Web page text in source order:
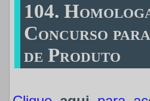
104.
Concurso
de Produto